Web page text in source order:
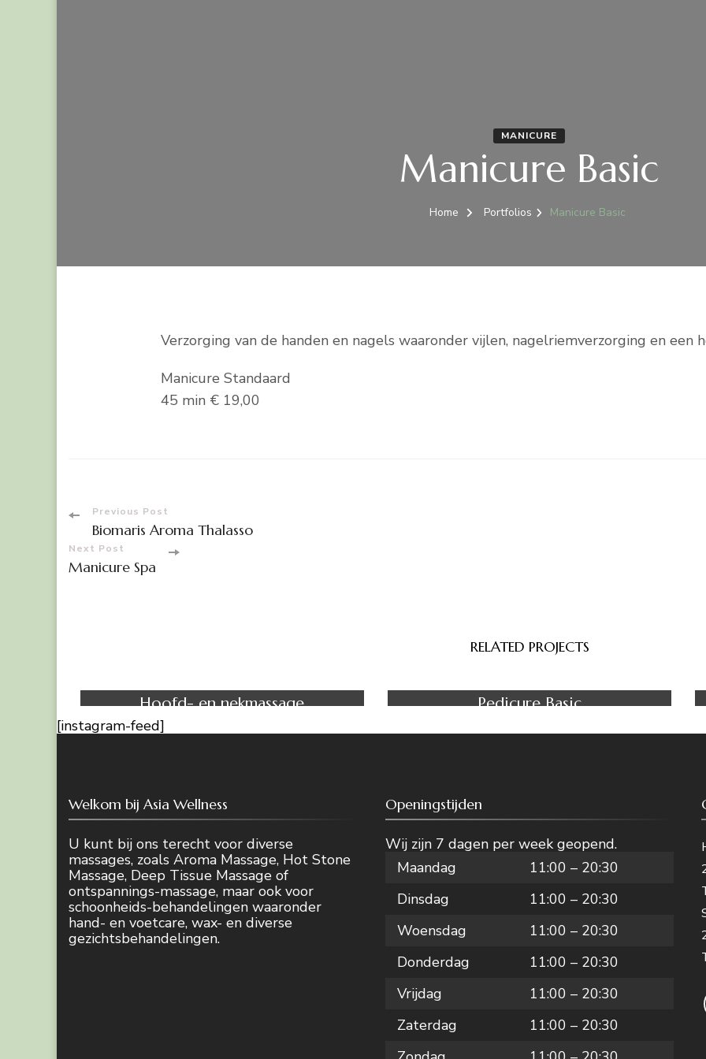
MANICURE
Manicure Basic
Home Portfolios Manicure Basic
Verzorging van de handen en nagels waaronder vijlen, nagelriemverzorging en een
Manicure Standaard
45 min € 19,00
Post
Navigation
Previous Post
Biomaris Aroma Thalasso
Next Post
Manicure Spa
RELATED PROJECTS
Hoofd- en nekmassage Pedicure Basic
[instagram-feed]
Welkom bij Asia Wellness
U kunt bij ons terecht voor diverse
massages, zoals Aroma Massage, Hot Stone
Massage, Deep Tissue Massage of
ontspannings-massage, maar ook voor
schoonheids-behandelingen waaronder
hand- en voetcare, wax- en diverse
gezichtsbehandelingen.
Openingstijden
Wij zijn 7 dagen per week geopend.
Maandag
11:00 – 20:30
Dinsdag
11:00 – 20:30
Woensdag
11:00 – 20:30
Donderdag
11:00 – 20:30
Vrijdag
11:00 – 20:30
Zaterdag
11:00 – 20:30